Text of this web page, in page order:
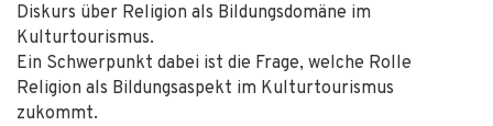
Diskurs über Religion als Bildungsdomäne im
Kulturtourismus.
Ein Schwerpunkt dabei ist die Frage, welche Rolle
Religion als Bildungsaspekt im Kulturtourismus
zukommt.